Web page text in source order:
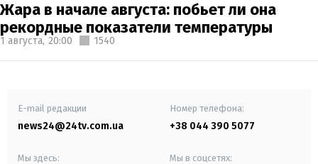
Жара в начале августа: побьет ли она
рекордные показатели температуры
1 августа, 20:00 1540
E-mail редакции
news24@24tv.com.ua
Номер телефона:
+38 044 390 5077
Мы здесь: Мы в соцсетях: